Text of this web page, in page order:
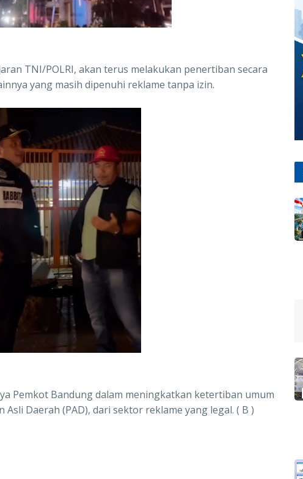
TNI/POLRI, akan terus melakukan penertiban secara
yang masih dipenuhi reklame tanpa izin.
Pemkot Bandung dalam meningkatkan ketertiban umum
Daerah (PAD), dari sektor reklame yang legal. ( B )